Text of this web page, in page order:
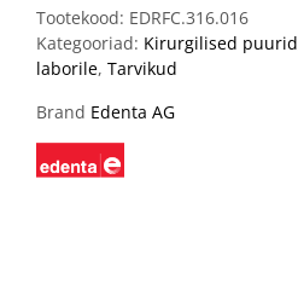
Tootekood: EDRFC.316.016
Kategooriad: Kirurgilised puurid
laborile, Tarvikud
Brand Edenta AG